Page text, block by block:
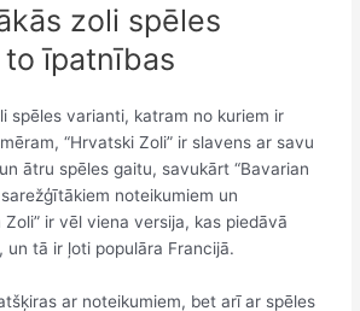
zoli spēles
īpatnības
spēles varianti, katram no kuriem ir
“Hrvatski Zoli” ir slavens ar savu
ātru spēles gaitu, savukārt “Bavarian
noteikumiem un
ir vēl viena versija, kas piedāvā
un tā ir ļoti populāra Francijā.
ar noteikumiem, bet arī ar spēles